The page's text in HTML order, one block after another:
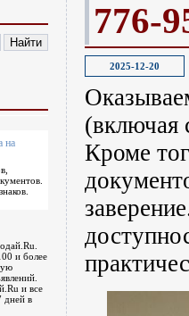
на
и более
и все
дней в
776-
2025-12-20
(включая
Кроме